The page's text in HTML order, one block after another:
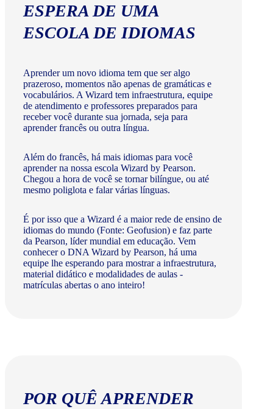
ESPERA DE UMA
ESCOLA DE IDIOMAS
Aprender um novo idioma tem que ser algo
prazeroso, momentos não apenas de gramáticas e
vocabulários. A Wizard tem infraestrutura, equipe
de atendimento e professores preparados para
receber você durante sua jornada, seja para
aprender francês ou outra língua.
Além do francês, há mais idiomas para você
aprender na nossa escola Wizard by Pearson.
Chegou a hora de você se tornar bilíngue, ou até
mesmo poliglota e falar várias línguas.
É por isso que a Wizard é a maior rede de ensino de
idiomas do mundo (Fonte: Geofusion) e faz parte
da Pearson, líder mundial em educação. Vem
conhecer o DNA Wizard by Pearson, há uma
equipe lhe esperando para mostrar a infraestrutura,
material didático e modalidades de aulas -
matrículas abertas o ano inteiro!
POR QUÊ APRENDER